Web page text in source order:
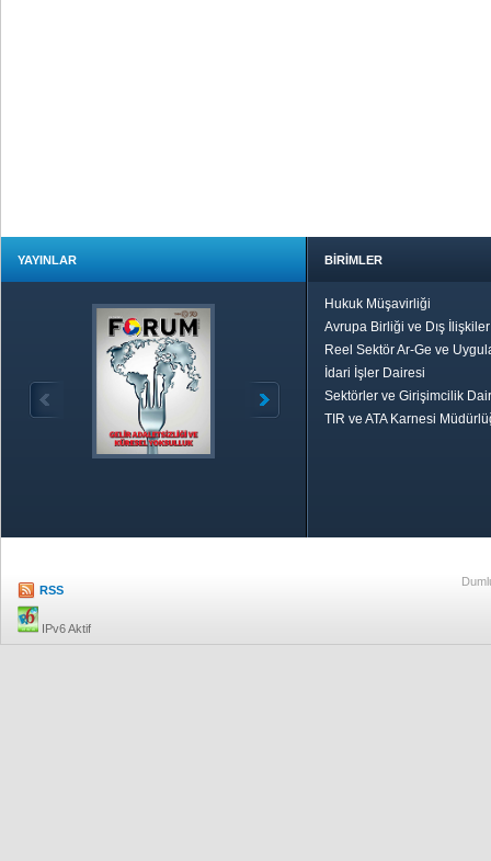
YAYINLAR BİRİMLER
Hukuk Müşavirliği
Avrupa Birliği ve Dış
Reel Sektör Ar-Ge ve
İdari İşler Dairesi
Sektörler ve Girişimcilik
TIR ve ATA Karnesi
RSS
IPv6 Aktif